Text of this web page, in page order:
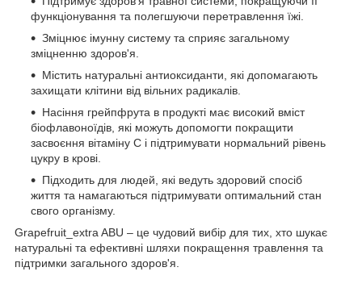
функціонування та полегшуючи перетравлення їжі.
Зміцнює імунну систему та сприяє загальному
зміцненню здоров'я.
Містить натуральні антиоксиданти, які допомагають
захищати клітини від вільних радикалів.
Насіння грейпфрута в продукті має високий вміст
біофлавоноїдів, які можуть допомогти покращити
засвоєння вітаміну С і підтримувати нормальний рівень
цукру в крові.
Підходить для людей, які ведуть здоровий спосіб
життя та намагаються підтримувати оптимальний стан
свого організму.
Grapefruit_extra ABU – це чудовий вибір для тих, хто шукає
натуральні та ефективні шляхи покращення травлення та
підтримки загального здоров'я.